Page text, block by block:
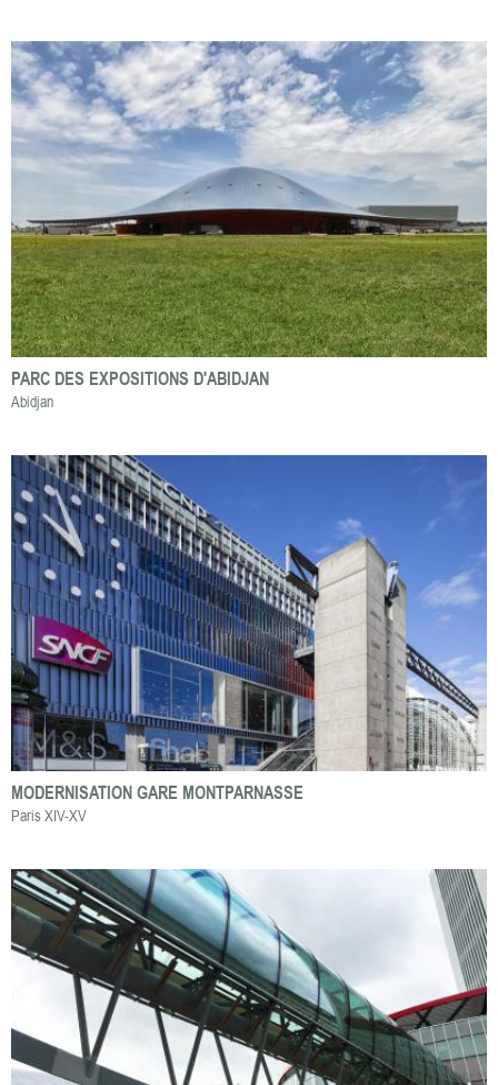
PARC DES EXPOSITIONS D'ABIDJAN
Abidjan
MODERNISATION GARE MONTPARNASSE
Paris XIV-XV